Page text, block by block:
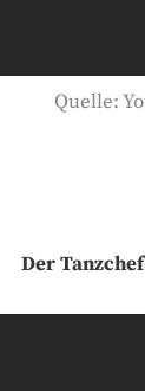
Quelle:
Der